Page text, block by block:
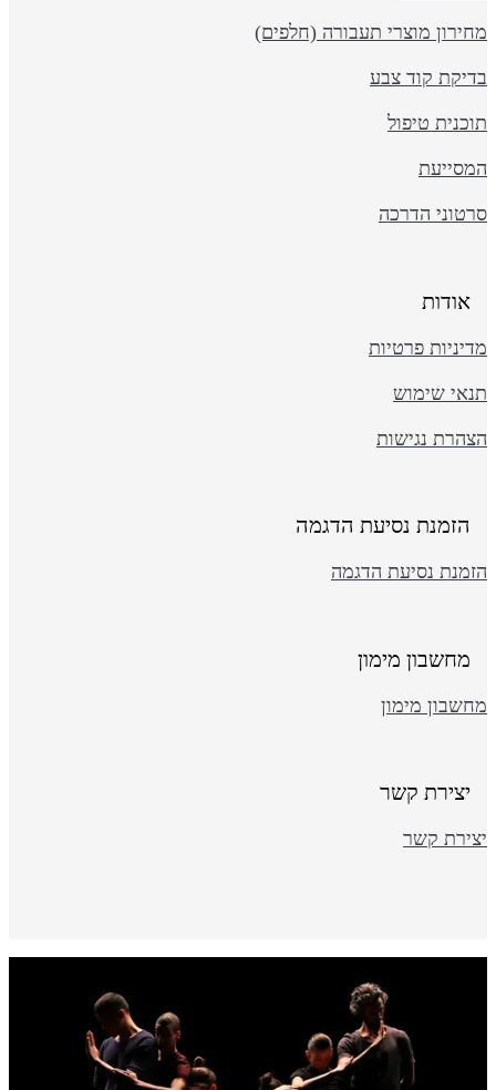
מוצרי תעבורה (חלפים)
קוד צבע
טיפול
הדרכה
אודות
פרטיות
שימוש
נגישות
הזמנת נסיעת הדגמה
נסיעת הדגמה
מחשבון מימון
מימון
יצירת קשר
קשר